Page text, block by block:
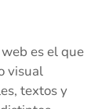
es el que
visual
textos y